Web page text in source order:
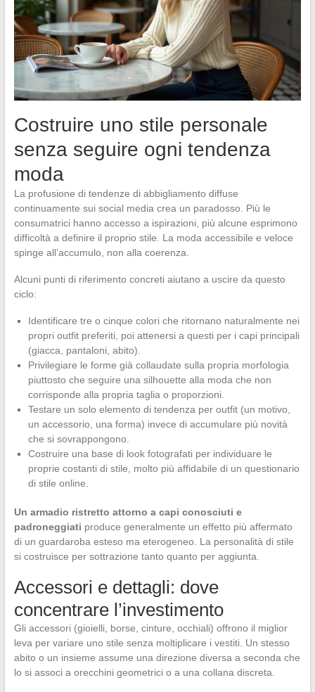
Costruire uno stile personale
senza seguire ogni tendenza
moda
La profusione di tendenze di abbigliamento diffuse
continuamente sui social media crea un paradosso. Più le
consumatrici hanno accesso a ispirazioni, più alcune esprimono
difficoltà a definire il proprio stile. La moda accessibile e veloce
spinge all’accumulo, non alla coerenza.
Alcuni punti di riferimento concreti aiutano a uscire da questo
ciclo:
Identificare tre o cinque colori che ritornano naturalmente nei
propri outfit preferiti, poi attenersi a questi per i capi principali
(giacca, pantaloni, abito).
Privilegiare le forme già collaudate sulla propria morfologia
piuttosto che seguire una silhouette alla moda che non
corrisponde alla propria taglia o proporzioni.
Testare un solo elemento di tendenza per outfit (un motivo,
un accessorio, una forma) invece di accumulare più novità
che si sovrappongono.
Costruire una base di look fotografati per individuare le
proprie costanti di stile, molto più affidabile di un questionario
di stile online.
Un armadio ristretto attorno a capi conosciuti e
padroneggiati produce generalmente un effetto più affermato
di un guardaroba esteso ma eterogeneo. La personalità di stile
si costruisce per sottrazione tanto quanto per aggiunta.
Accessori e dettagli: dove
concentrare l’investimento
Gli accessori (gioielli, borse, cinture, occhiali) offrono il miglior
leva per variare uno stile senza moltiplicare i vestiti. Un stesso
abito o un insieme assume una direzione diversa a seconda che
lo si associ a orecchini geometrici o a una collana discreta.